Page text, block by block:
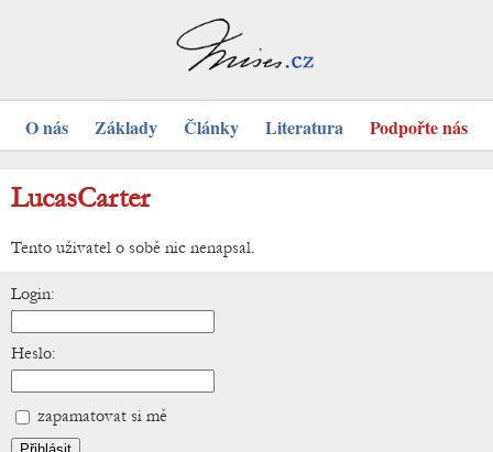
O nás Základy Články Literatura Podpořte nás
LucasCarter
Tento uživatel o sobě nic nenapsal.
Login:
Heslo:
zapamatovat si mě